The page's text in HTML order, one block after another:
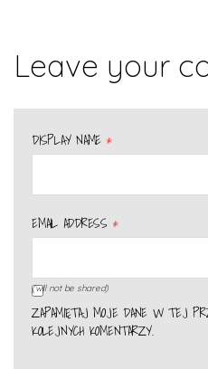
Leave your
DISPLAY NAME *
EMAIL ADDRESS *
(will not be shared)
ZAPAMIĘTAJ MOJE DANE W TEJ
KOLEJNYCH KOMENTARZY.